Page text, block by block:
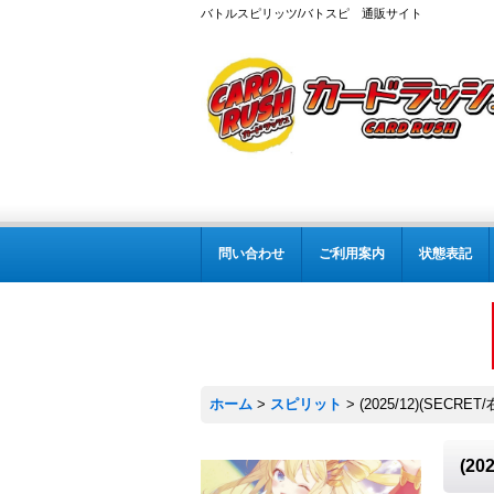
バトルスピリッツ/バトスピ 通販サイト
問い合わせ ご利用案内 状態表記
ホーム > スピリット > (2025/12)(SECRET/